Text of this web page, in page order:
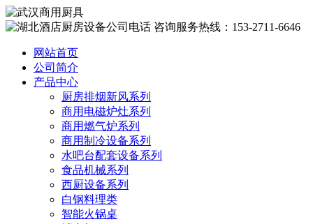
咨询服务热线：153-2711-6646
网站首页
公司简介
产品中心
厨房排烟新风系列
商用电磁炉灶系列
商用燃气炉系列
商用制冷设备系列
水吧台配套设备系列
食品机械系列
西厨设备系列
白钢料理类
智能火锅桌